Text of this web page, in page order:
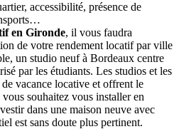
accessibilité, présence de
en Gironde, il vous faudra
de votre rendement locatif par ville
un studio neuf à Bordeaux centre
par les étudiants. Les studios et les
vacance locative et offrent le
souhaitez vous installer en
dans une maison neuve avec
est sans doute plus pertinent.